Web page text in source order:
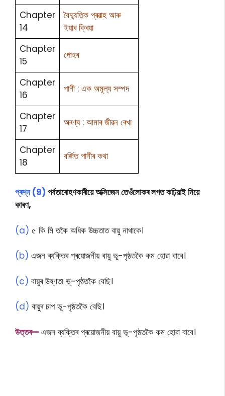
Chapter
14
বৈদ্যুতিক প্ৰৱাহ আৰু
ইয়াৰ ক্ৰিয়া
Chapter
15
পোহৰ
Chapter
16
পানী : এক অমূল্য সম্পদ
Chapter
17
অৰণ্য : আমাৰ জীৱন ৰেখা
Chapter
18
বৰ্জিত পানীৰ কথা
প্ৰশ্ন (9) পৰ্বতাৰোহণকাৰীয়ে অক্সিজেন তেওঁলোকৰ লগত কঢ়িয়াই নিয়ে
কাৰণ,
(a) ৫ কি মি তকৈ অধিক উচ্চতাত বায়ু নাথাকে।
(b) এজন ব্যক্তিৰ প্ৰয়োজনীয় বায়ু ভূ-পৃষ্ঠতকৈ কম হোৱা বাবে।
(c) বায়ুৰ উষ্ণতা ভূ-পৃষ্ঠতকৈ বেছি।
(d) বায়ুৰ চাপ ভূ-পৃষ্ঠতকৈ বেছি।
উত্তৰ— এজন ব্যক্তিৰ প্ৰয়োজনীয় বায়ু ভূ-পৃষ্ঠতকৈ কম হোৱা বাবে।